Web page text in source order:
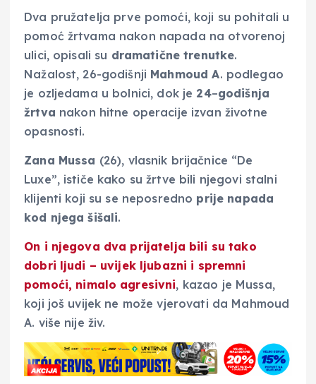
Dva pružatelja prve pomoći, koji su pohitali u
pomoć žrtvama nakon napada na otvorenoj
ulici, opisali su dramatične trenutke.
Nažalost, 26-godišnji Mahmoud A. podlegao
je ozljedama u bolnici, dok je 24–godišnja
žrtva nakon hitne operacije izvan životne
opasnosti.
Zana Mussa (26), vlasnik brijačnice “De
Luxe”, ističe kako su žrtve bili njegovi stalni
klijenti koji su se neposredno prije napada
kod njega šišali.
On i njegova dva prijatelja bili su tako
dobri ljudi – uvijek ljubazni i spremni
pomoći, nimalo agresivni, kazao je Mussa,
koji još uvijek ne može vjerovati da Mahmoud
A. više nije živ.